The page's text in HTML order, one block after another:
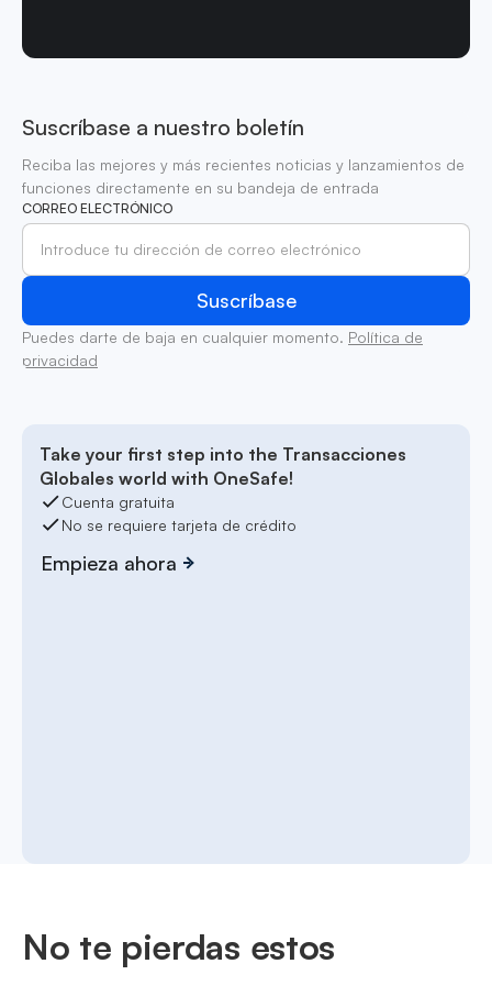
Suscríbase a nuestro boletín
Reciba las mejores y más recientes noticias y lanzamientos de
funciones directamente en su bandeja de entrada
CORREO ELECTRÓNICO
Puedes darte de baja en cualquier momento. Política de
privacidad
Take your first step into the Transacciones
Globales world with OneSafe!
Cuenta gratuita
No se requiere tarjeta de crédito
Empieza ahora
No te pierdas estos